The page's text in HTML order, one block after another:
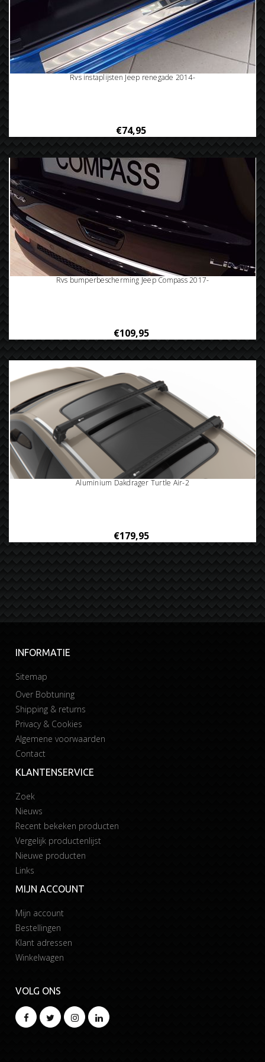
Rvs instaplijsten Jeep renegade 2014-
€74,95
Rvs bumperbescherming Jeep Compass 2017-
€109,95
Aluminium Dakdrager Turtle Air-2
€179,95
INFORMATIE
Sitemap
Over Bobtuning
Shipping & returns
Privacy & Cookies
Algemene voorwaarden
Contact
KLANTENSERVICE
Zoek
Nieuws
Recent bekeken producten
Vergelijk productenlijst
Nieuwe producten
Links
MIJN ACCOUNT
Mijn account
Bestellingen
Klant adressen
Winkelwagen
VOLG ONS